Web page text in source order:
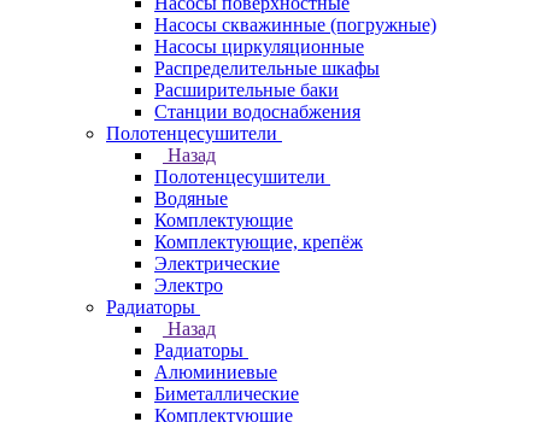
Насосы скважинные (погружные)
Насосы циркуляционные
Распределительные шкафы
Расширительные баки
Станции водоснабжения
Полотенцесушители
Назад
Полотенцесушители
Водяные
Комплектующие
Комплектующие, крепёж
Электрические
Электро
Радиаторы
Назад
Радиаторы
Алюминиевые
Биметаллические
Комплектующие